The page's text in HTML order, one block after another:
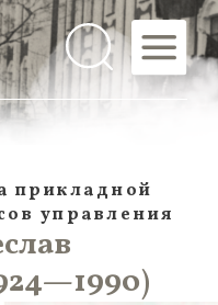
прикладной
управления